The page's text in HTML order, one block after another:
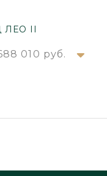
ЛЕО II
010 руб.